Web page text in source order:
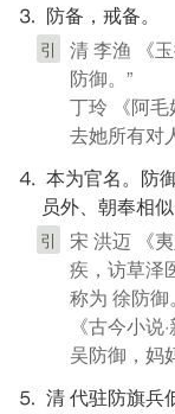
⒊ 防备，戒备。
引
清 李渔 《
防御。”
丁玲 《阿毛
去她所有对
⒋ 本为官名。防
员外、朝奉相似
引
宋 洪迈 《
疾，访草泽
称为 徐防御
《古今小
吴防御，妈
⒌ 清 代驻防旗兵